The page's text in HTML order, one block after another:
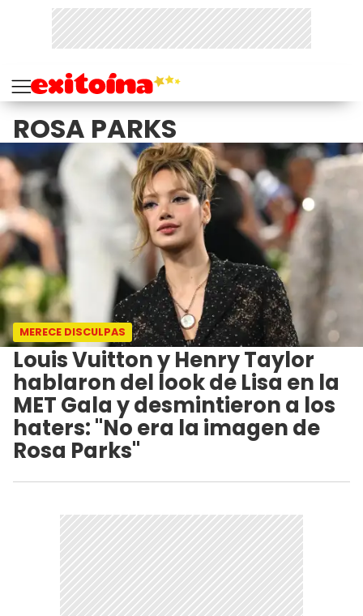
ROSA PARKS
MERECE DISCULPAS
Louis Vuitton y Henry Taylor
hablaron del look de Lisa en la
MET Gala y desmintieron a los
haters: "No era la imagen de
Rosa Parks"